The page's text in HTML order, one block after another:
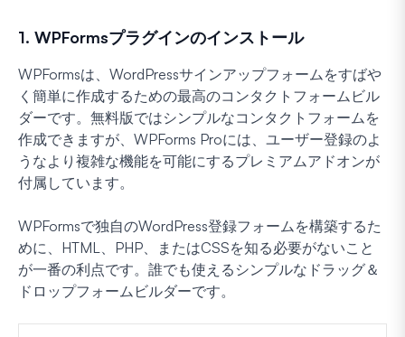
1. WPFormsプラグインのインストール
WPFormsは、WordPressサインアップフォームをすばや
く簡単に作成するための最高のコンタクトフォームビル
ダーです。無料版ではシンプルなコンタクトフォームを
作成できますが、WPForms Proには、ユーザー登録のよ
うなより複雑な機能を可能にするプレミアムアドオンが
付属しています。
WPFormsで独自のWordPress登録フォームを構築するた
めに、HTML、PHP、またはCSSを知る必要がないこと
が一番の利点です。誰でも使えるシンプルなドラッグ＆
ドロップフォームビルダーです。